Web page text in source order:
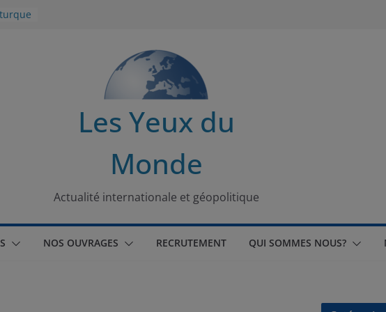
Les Yeux du
Monde
Actualité internationale et géopolitique
NOS OUVRAGES RECRUTEMENT QUI SOMMES NOUS?